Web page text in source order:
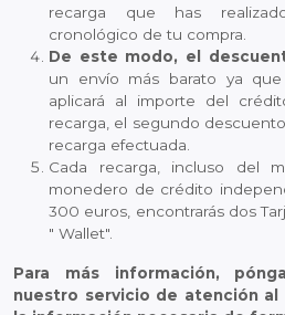
recarga que has
cronológico de tu compra.
De este modo, el
un envío más barato ya
aplicará al importe del
recarga, el segundo
recarga efectuada.
Cada recarga, incluso del
monedero de crédito
300 euros, encontrarás dos
" Wallet".
Para más información,
nuestro servicio de atención